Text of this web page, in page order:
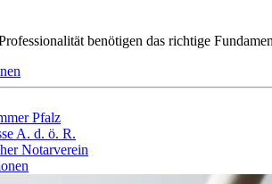
benötigen das richtige
Pfalz
A. d. ö. R.
Notarverein